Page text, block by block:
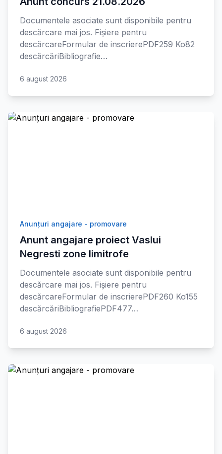
Documentele asociate sunt disponibile pentru
descărcare mai jos. Fișiere pentru
descărcareFormular de inscrierePDF259 Ko82
descărcăriBibliografie…
6 august 2026
Anunțuri angajare - promovare
Anunt angajare proiect Vaslui
Negresti zone limitrofe
Documentele asociate sunt disponibile pentru
descărcare mai jos. Fișiere pentru
descărcareFormular de inscrierePDF260 Ko155
descărcăriBibliografiePDF477…
6 august 2026